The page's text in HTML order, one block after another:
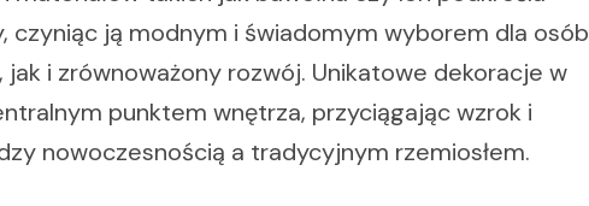
czyniąc ją modnym i świadomym wyborem dla osób
i zrównoważony rozwój. Unikatowe dekoracje w
punktem wnętrza, przyciągając wzrok i
nowoczesnością a tradycyjnym rzemiosłem.